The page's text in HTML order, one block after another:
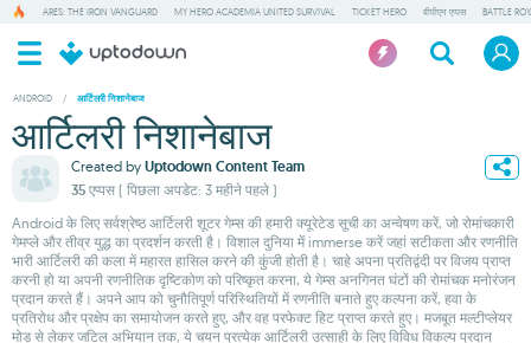
ARES: THE IRON VANGUARD MY HERO ACADEMIA UNITED SURVIVAL TICKET HERO वीपीएन एप्पस BATTLE
ANDROID / आर्टिलरी निशानेबाज
आर्टिलरी निशानेबाज
Created by Uptodown Content Team
35 एप्पस ( पिछला अपडेट: 3 महीने पहले )
Android के लिए सर्वश्रेष्ठ आर्टिलरी शूटर गेम्स की हमारी क्यूरेटेड सूची का अन्वेषण करें, जो रोमांचकारी
गेमप्ले और तीव्र युद्ध का प्रदर्शन करती है। विशाल दुनिया में immerse करें जहां सटीकता और रणनीति
भारी आर्टिलरी की कला में महारत हासिल करने की कुंजी होती है। चाहे अपना प्रतिद्वंदी पर विजय प्राप्त
करनी हो या अपनी रणनीतिक दृष्टिकोण को परिष्कृत करना, ये गेम्स अनगिनत घंटों की रोमांचक मनोरंजन
प्रदान करते हैं। अपने आप को चुनौतिपूर्ण परिस्थितियों में रणनीति बनाते हुए कल्पना करें, हवा के
प्रतिरोध और प्रक्षेप का समायोजन करते हुए, और वह परफेक्ट हिट प्राप्त करते हुए। मजबूत मल्टीप्लेयर
मोड से लेकर जटिल अभियान तक, ये चयन प्रत्येक आर्टिलरी उत्साही के लिए विविध विकल्प प्रदान